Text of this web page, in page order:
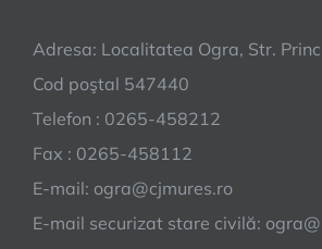
Adresa: Localitatea Ogra, Str.
Cod poştal 547440
Telefon : 0265-458212
Fax : 0265-458112
E-mail: ogra@cjmures.ro
E-mail securizat stare civilă: